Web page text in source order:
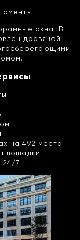
окна. В
дровяной
на 492 места
площадки
24/7